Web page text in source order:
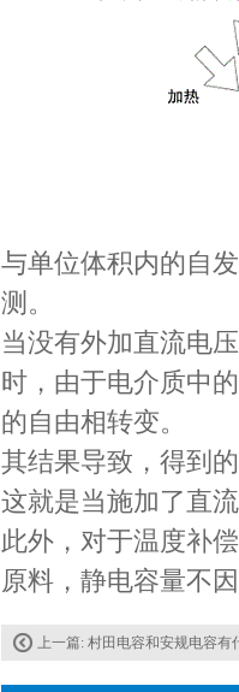
与单位体积内的自
测。
当没有外加直流电
时，由于电介质中
的自由相转变。
其结果导致，得到
这就是当施加了直
此外，对于温度补
原料，静电容量不
上一篇: 村田电容和安规电容有